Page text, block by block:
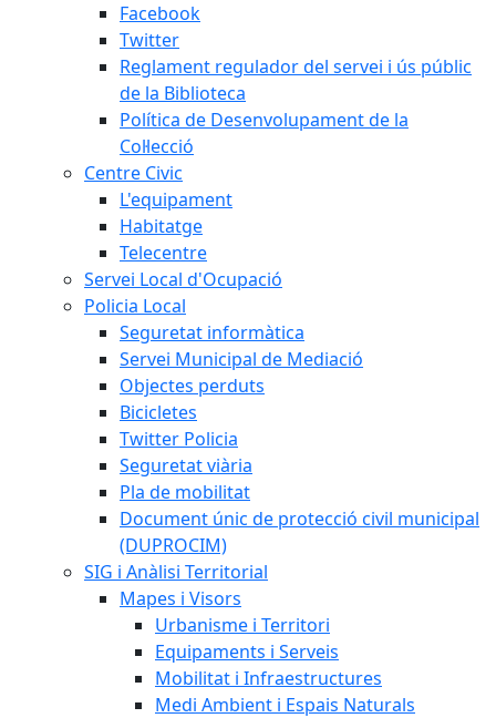
Facebook
Twitter
Reglament regulador del servei i ús públic
de la Biblioteca
Política de Desenvolupament de la
Col·lecció
Centre Civic
L'equipament
Habitatge
Telecentre
Servei Local d'Ocupació
Policia Local
Seguretat informàtica
Servei Municipal de Mediació
Objectes perduts
Bicicletes
Twitter Policia
Seguretat viària
Pla de mobilitat
Document únic de protecció civil municipal
(DUPROCIM)
SIG i Anàlisi Territorial
Mapes i Visors
Urbanisme i Territori
Equipaments i Serveis
Mobilitat i Infraestructures
Medi Ambient i Espais Naturals